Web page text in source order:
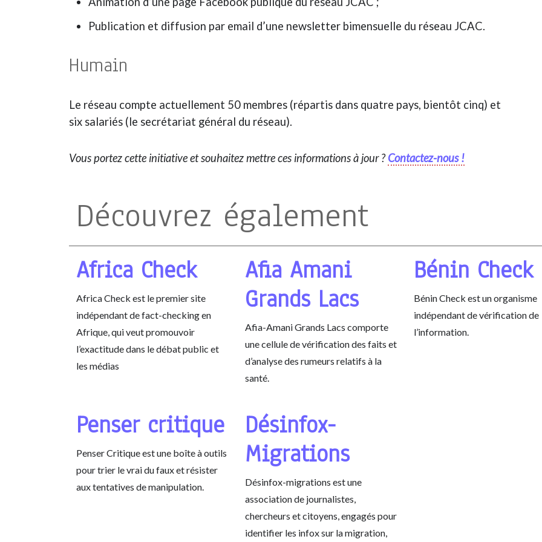
Publication et diffusion par email d’une newsletter bimensuelle du réseau JCAC.
Humain
Le réseau compte actuellement 50 membres (répartis dans quatre pays, bientôt cinq) et
six salariés (le secrétariat général du réseau).
Vous portez cette initiative et souhaitez mettre ces informations à jour ?Contactez-nous !
Découvrez également
Africa Check
Africa Check est le premier site
indépendant de fact-checking en
Afrique, qui veut promouvoir
l’exactitude dans le débat public et
les médias
Afia Amani
Grands Lacs
Afia-Amani Grands Lacs comporte
une cellule de vérification des faits et
d’analyse des rumeurs relatifs à la
santé.
Bénin Check
Bénin Check est un organisme
indépendant de vérification de
l’information.
Penser critique
Penser Critique est une boîte à outils
pour trier le vrai du faux et résister
aux tentatives de manipulation.
Désinfox-
Migrations
Désinfox-migrations est une
association de journalistes,
chercheurs et citoyens, engagés pour
identifier les infox sur la migration,